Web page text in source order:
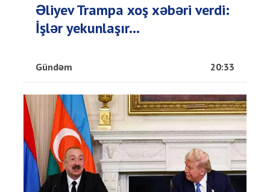
Əliyev Trampa xoş xəbəri verdi:
İşlər yekunlaşır...
Gündəm 20:33